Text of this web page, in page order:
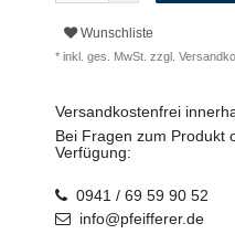
Wunschliste
* inkl. ges. MwSt. zzgl.
Versandkostenfrei
Bei Fragen zum Produkt
Verfügung:
0941 / 69 59 90 52
info@pfeifferer.de